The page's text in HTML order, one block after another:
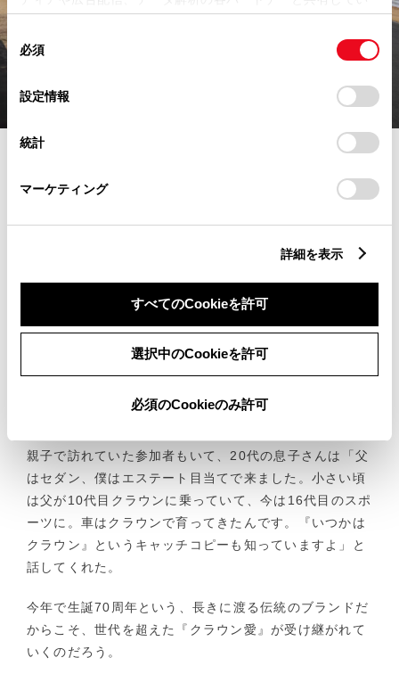
ます。各パートナーは、ここで収集された情報とユーザーが
各パートナーに提供した他の情報、ユーザーが各パートナー
のサービスを使用したときに収集した他の情報を組み合わせ
るとCookie(クッキー)に同意したこととなります。
「すべてのCookieを許可」をクリックすることで、お客様の
デバイスにすべてのCookie(クッキー)が保存されることに同
設定の変更、同意を撤回したりするにあたっては、当社の「
」をご覧ください。
同
意
必須
設定情報
統計
マーケティング
詳細を表示
すべてのCookieを許可
選択中のCookieを許可
必須のCookieのみ許可
る試乗がスタート。参加者の話によると「乗った感覚を
印象深かったのは「すべてクラウンなのに、すべて別の
車のように個性を感じた」という参加者のコメント。
「4モデルの違いがよくわかった」という声が多く、エ
で新たな発見に繋がっている様子。
親子で訪れていた参加者もいて、20代の息子さんは「父
はセダン、僕はエステート目当てで来ました。小さい頃
は父が10代目クラウンに乗っていて、今は16代目のスポ
ーツに。車はクラウンで育ってきたんです。『いつかは
クラウン』というキャッチコピーも知っていますよ」と
話してくれた。
今年で生誕70周年という、長きに渡る伝統のブランドだ
からこそ、世代を超えた『クラウン愛』が受け継がれて
いくのだろう。